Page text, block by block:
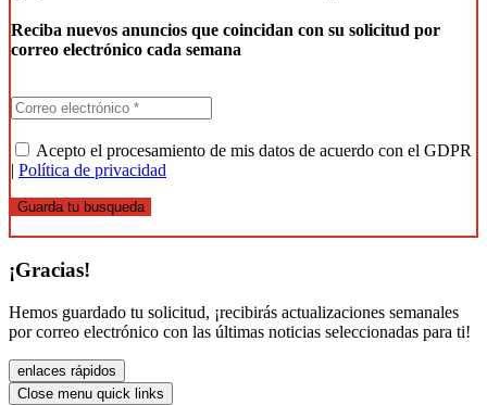
Reciba nuevos anuncios que coincidan con su solicitud por
correo electrónico cada semana
Acepto el procesamiento de mis datos de acuerdo con el GDPR
| Política de privacidad
Guarda tu busqueda
¡Gracias!
Hemos guardado tu solicitud, ¡recibirás actualizaciones semanales
por correo electrónico con las últimas noticias seleccionadas para ti!
enlaces rápidos
Close menu quick links